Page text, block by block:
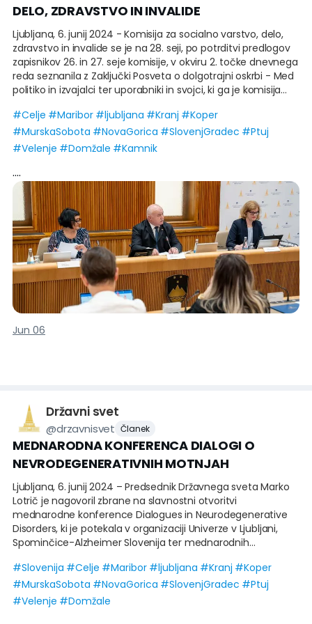
DELO, ZDRAVSTVO IN INVALIDE
Ljubljana, 6. junij 2024 - Komisija za socialno varstvo, delo,
zdravstvo in invalide se je na 28. seji, po potrditvi predlogov
zapisnikov 26. in 27. seje komisije, v okviru 2. točke dnevnega
reda seznanila z Zaključki Posveta o dolgotrajni oskrbi - Med
politiko in izvajalci ter uporabniki in svojci, ki ga je komisija
Slovenije, Skupnosti socialnih zavodov Slovenije, Skupnosti
centrov za socialno delo Slovenije, Skupnosti varstveno
delovnih centrov Slovenije, Skupnosti organizacij za
Sloveniji, Sindikata zdravstva in socialnega varstva Slovenije,
Zbornice zdravstvene in babiške nege Slovenije – Zveze
strokovnih društev medicinskih sester, babic in zdravstvenih
tehnikov Slovenije ter Inštituta Republike Slovenije za
socialno varstvo.
Namen posveta je bil celovit pregled aktualnega stanja na
področju uvajanja novega sistema dolgotrajne oskrbe, s
ciljem iskanja rešitev za prepoznane
#Celje #Maribor #ljubljana #Kranj #Koper
#MurskaSobota #NovaGorica #SlovenjGradec #Ptuj
#Velenje #Domžale #Kamnik
....
Jun 06
Državni svet
@drzavnisvet Članek
MEDNARODNA KONFERENCA DIALOGI O
NEVRODEGENERATIVNIH MOTNJAH
Ljubljana, 6. junij 2024 – Predsednik Državnega sveta Marko
Lotrič je nagovoril zbrane na slavnostni otvoritvi
mednarodne konference Dialogues in Neurodegenerative
Disorders, ki je potekala v organizaciji Univerze v Ljubljani,
Spominčice-Alzheimer Slovenija ter mednarodnih
V nagovoru je poudaril, da se problematika konference
dotika vseh nas, saj so nevrodegenerativne bolezni, ki jih laiki
#Slovenija #Celje #Maribor #ljubljana #Kranj #Koper
#MurskaSobota #NovaGorica #SlovenjGradec #Ptuj
#Velenje #Domžale